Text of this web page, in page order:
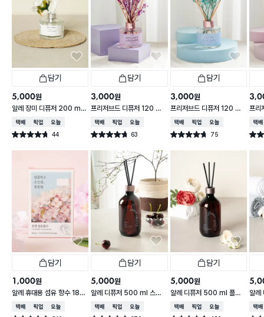
담기
5,000원
알레 장미 디퓨저 200 ml
택배배송매장픽업오늘배송
별점 4.7점 44
건 작성
담기
3,000원
프리저브드 디퓨저 120 ml
택배배송매장픽업오늘배송
별점 4.7점 63
건 작성
담기
3,000원
프리저브드 디퓨저 120 ml
택배배송매장픽업오늘배송
별점 4.7점 75
건 작성
프리
택배
별점
담기
1,000원
알레 휴대용 섬유 향수 18
ml 체리블라썸 향
택배배송매장픽업오늘배송
담기
5,000원
알레 디퓨저 500 ml 스윗
체리 향
택배배송매장픽업오늘배송
담기
5,000원
알레 디퓨저 500 ml 플라
워가든 향
택배배송매장픽업오늘배송
알
튼 향
택배